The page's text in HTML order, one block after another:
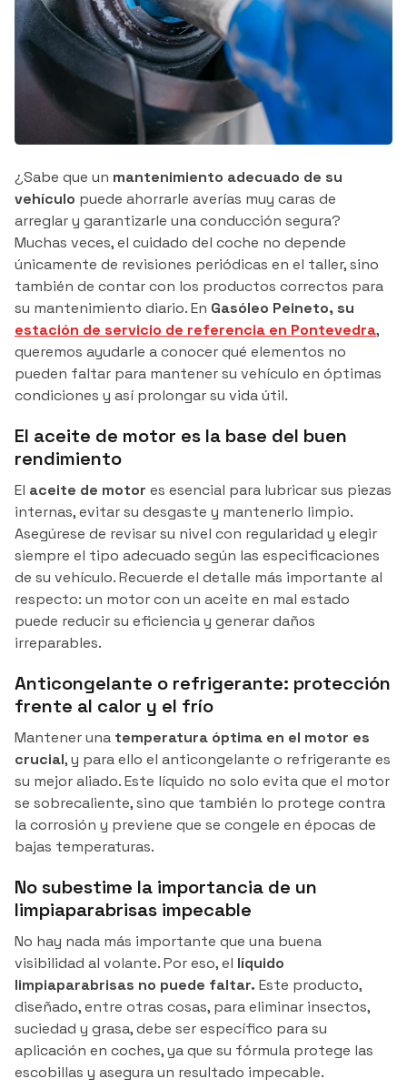
¿Sabe que un mantenimiento adecuado de su
vehículo puede ahorrarle averías muy caras de
arreglar y garantizarle una conducción segura?
Muchas veces, el cuidado del coche no depende
únicamente de revisiones periódicas en el taller, sino
también de contar con los productos correctos para
su mantenimiento diario. En Gasóleo Peineto, su
estación de servicio de referencia en Pontevedra,
queremos ayudarle a conocer qué elementos no
pueden faltar para mantener su vehículo en óptimas
condiciones y así prolongar su vida útil.
El aceite de motor es la base del buen
rendimiento
El aceite de motor es esencial para lubricar sus piezas
internas, evitar su desgaste y mantenerlo limpio.
Asegúrese de revisar su nivel con regularidad y elegir
siempre el tipo adecuado según las especificaciones
de su vehículo. Recuerde el detalle más importante al
respecto: un motor con un aceite en mal estado
puede reducir su eficiencia y generar daños
irreparables.
Anticongelante o refrigerante: protección
frente al calor y el frío
Mantener una temperatura óptima en el motor es
crucial, y para ello el anticongelante o refrigerante es
su mejor aliado. Este líquido no solo evita que el motor
se sobrecaliente, sino que también lo protege contra
la corrosión y previene que se congele en épocas de
bajas temperaturas.
No subestime la importancia de un
limpiaparabrisas impecable
No hay nada más importante que una buena
visibilidad al volante. Por eso, el líquido
limpiaparabrisas no puede faltar. Este producto,
diseñado, entre otras cosas, para eliminar insectos,
suciedad y grasa, debe ser específico para su
aplicación en coches, ya que su fórmula protege las
escobillas y asegura un resultado impecable.